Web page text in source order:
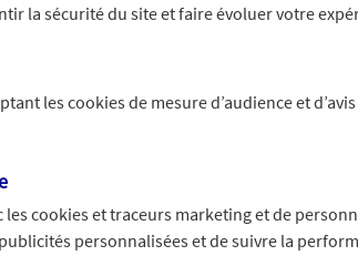
informations vous concernant. Pour plus
la sécurité du site et faire évoluer votre
les cookies de mesure d’audience et
les cookies et traceurs marketing et de
personnalisées et de suivre la